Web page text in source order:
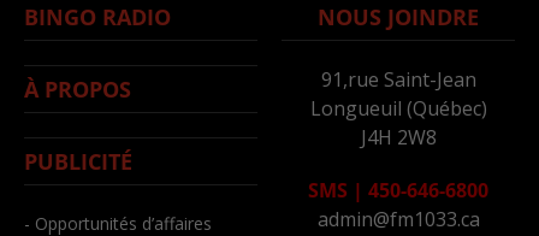
BINGO RADIO
À PROPOS
PUBLICITÉ
- Opportunités d’affaires
NOUS JOINDRE
91,rue Saint-Jean
Longueuil (Québec)
J4H 2W8
SMS | 450-646-6800
admin@fm1033.ca